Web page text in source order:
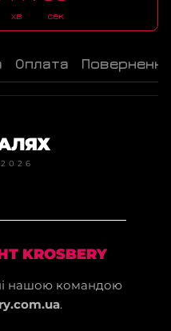
хв сек
Оплата Повернення
KROSBERY
нашою командою
.